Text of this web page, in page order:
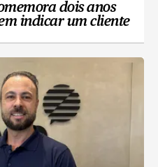
dois anos
indicar um cliente